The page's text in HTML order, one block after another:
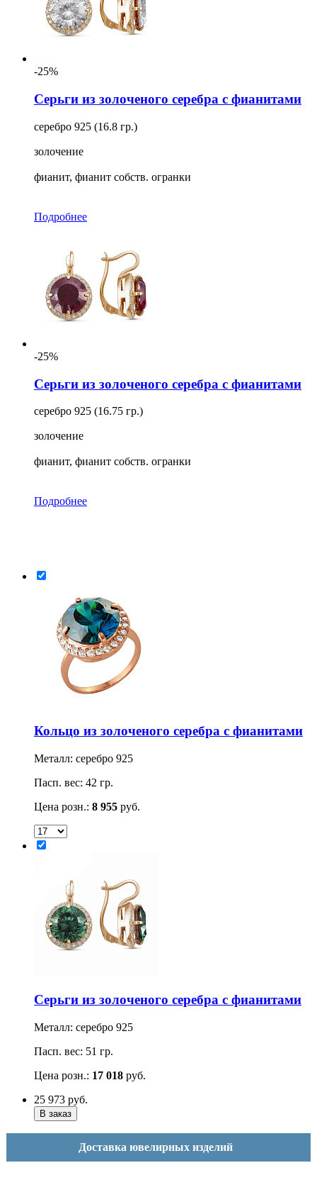
-25%
Серьги из золоченого серебра с фианитами
серебро 925 (16.8 гр.)
золочение
фианит, фианит собств. огранки
Подробнее
-25%
Серьги из золоченого серебра с фианитами
серебро 925 (16.75 гр.)
золочение
фианит, фианит собств. огранки
Подробнее
Кольцо из золоченого серебра с фианитами
Металл: серебро 925
Пасп. вес: 42 гр.
Цена розн.: 8 955 руб.
Серьги из золоченого серебра с фианитами
Металл: серебро 925
Пасп. вес: 51 гр.
Цена розн.: 17 018 руб.
25 973 руб.
Доставка ювелирных изделий